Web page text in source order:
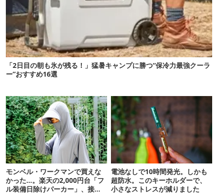
「2日目の朝も氷が残る！」猛暑キャンプに勝つ“保冷力最強クーラ
ー”おすすめ16選
モンベル・ワークマンで買えな
かった…。楽天の2,000円台「フ
ル装備日除けパーカー」、接触
電池なしで10時間発光。しかも
超防水。このキーホルダーで、
小さなストレスが減りました